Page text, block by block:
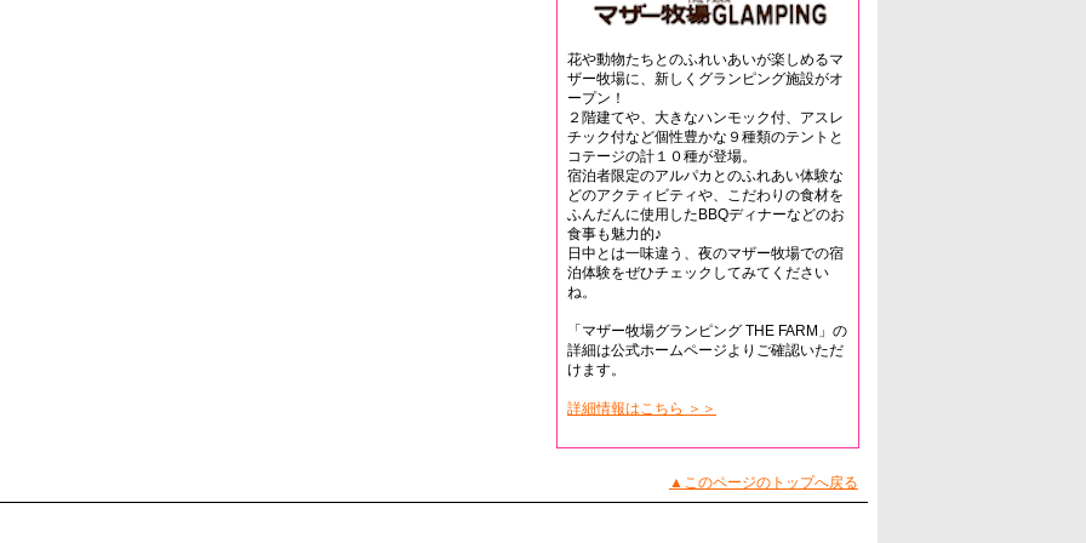
花や動物たちとのふれいあいが楽しめるマ
ザー牧場に、新しくグランピング施設がオ
ープン！
２階建てや、大きなハンモック付、アスレ
チック付など個性豊かな９種類のテントと
コテージの計１０種が登場。
宿泊者限定のアルパカとのふれあい体験な
どのアクティビティや、こだわりの食材を
ふんだんに使用したBBQディナーなどのお
食事も魅力的♪
日中とは一味違う、夜のマザー牧場での宿
泊体験をぜひチェックしてみてください
ね。
「マザー牧場グランピング THE FARM」の
詳細は公式ホームページよりご確認いただ
けます。
詳細情報はこちら ＞＞
▲このページのトップへ戻る